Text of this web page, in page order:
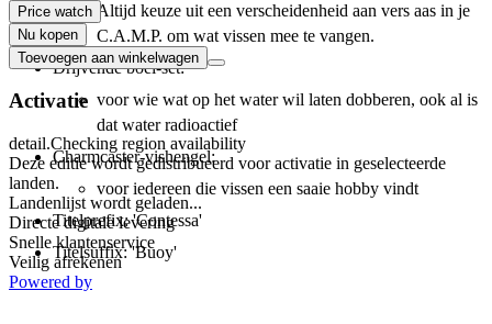
Altijd keuze uit een verscheidenheid aan vers aas in je
C.A.M.P. om wat vissen mee te vangen.
Drijvende boei-set:
voor wie wat op het water wil laten dobberen, ook al is
dat water radioactief
Charmcaster-vishengel:
voor iedereen die vissen een saaie hobby vindt
Titelprefix: 'Contessa'
Titelsuffix: 'Buoy'
Price watch
Nu kopen
Toevoegen aan winkelwagen
Activatie
detail.Checking region availability
Deze editie wordt gedistribueerd voor activatie in geselecteerde
landen.
Landenlijst wordt geladen...
Directe digitale levering
Snelle klantenservice
Veilig afrekenen
Powered by